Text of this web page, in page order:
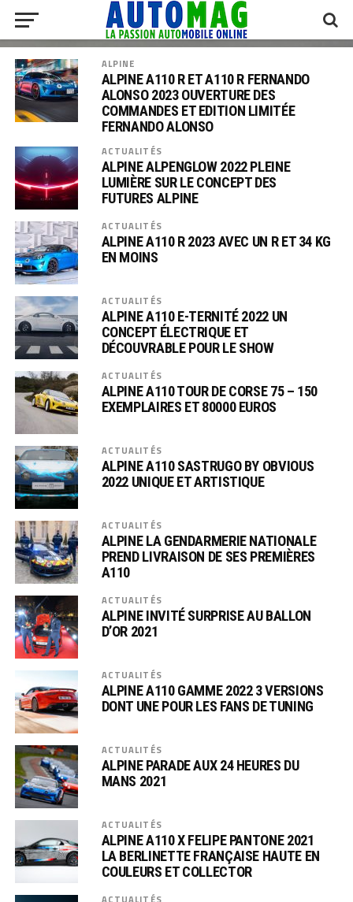
ALPINE
ALPINE A110 R ET A110 R FERNANDO
ALONSO 2023 OUVERTURE DES
COMMANDES ET EDITION LIMITÉE
FERNANDO ALONSO
ACTUALITÉS
ALPINE ALPENGLOW 2022 PLEINE
LUMIÈRE SUR LE CONCEPT DES
FUTURES ALPINE
ACTUALITÉS
ALPINE A110 R 2023 AVEC UN R ET 34 KG
EN MOINS
ACTUALITÉS
ALPINE A110 E-TERNITÉ 2022 UN
CONCEPT ÉLECTRIQUE ET
DÉCOUVRABLE POUR LE SHOW
ACTUALITÉS
ALPINE A110 TOUR DE CORSE 75 – 150
EXEMPLAIRES ET 80000 EUROS
ACTUALITÉS
ALPINE A110 SASTRUGO BY OBVIOUS
2022 UNIQUE ET ARTISTIQUE
ACTUALITÉS
ALPINE LA GENDARMERIE NATIONALE
PREND LIVRAISON DE SES PREMIÈRES
A110
ACTUALITÉS
ALPINE INVITÉ SURPRISE AU BALLON
D’OR 2021
ACTUALITÉS
ALPINE A110 GAMME 2022 3 VERSIONS
DONT UNE POUR LES FANS DE TUNING
ACTUALITÉS
ALPINE PARADE AUX 24 HEURES DU
MANS 2021
ACTUALITÉS
ALPINE A110 X FELIPE PANTONE 2021
LA BERLINETTE FRANÇAISE HAUTE EN
COULEURS ET COLLECTOR
ACTUALITÉS